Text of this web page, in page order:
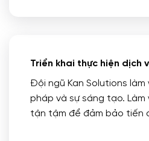
Triển khai thực hiện dịch
Đội ngũ Kan Solutions
pháp và sự sáng tạo. Làm
tận tậm để đảm bảo tiến